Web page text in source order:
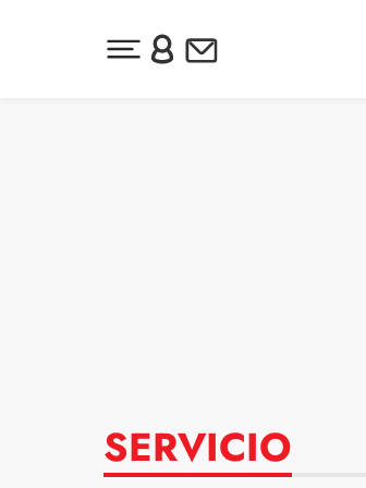
Desplegar menú principal
Inicia sesión o regístrate
Newsletter
SERVICIO